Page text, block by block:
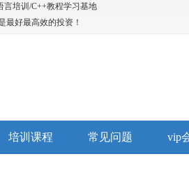
言培训/C++教程学习基地
好最高效的投资！
培训课程 常见问题 vip